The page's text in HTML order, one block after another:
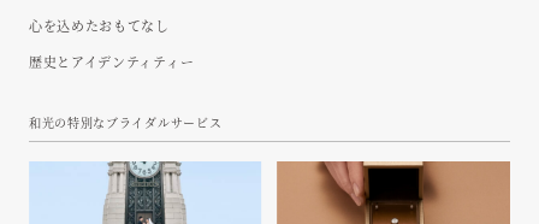
心を込めたおもてなし
歴史とアイデンティティー
和光の特別なブライダルサービス